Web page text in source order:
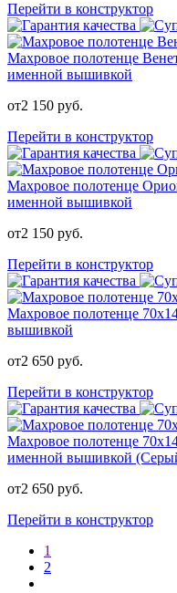
Перейти в конструктор
Махровое полотенце
именной вышивкой
от2 150 руб.
Перейти в конструктор
Махровое полотенце
именной вышивкой
от2 150 руб.
Перейти в конструктор
Махровое полотенце
вышивкой
от2 650 руб.
Перейти в конструктор
Махровое полотенце
именной вышивкой
от2 650 руб.
Перейти в конструктор
1
2